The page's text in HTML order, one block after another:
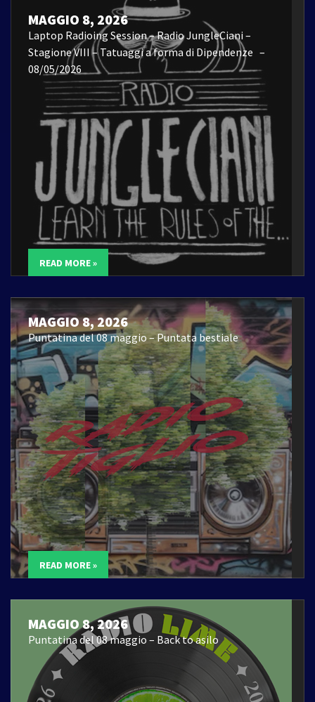
MAGGIO 8, 2026
Laptop Radioing Session – Radio JungleCiani –
Stagione VIII – Tatuaggi a forma di Dipendenze –
08/05/2026
READ MORE »
MAGGIO 8, 2026
Puntatina del 08 maggio – Puntata bestiale
READ MORE »
MAGGIO 8, 2026
Puntatina del 08 maggio – Back to asilo